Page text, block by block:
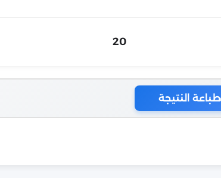
20
طباعة النتيجة